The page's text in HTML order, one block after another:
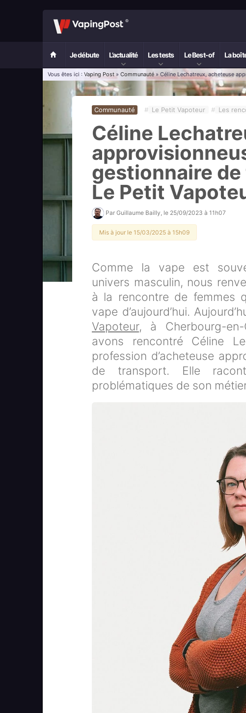
Je débute L’actualité Les tests Le Best-of La
Vous êtes ici : Vaping Post » Communauté » Céline Lechatreux, acheteuse
Communauté # Le Petit Vapoteur # Les
Céline
gestionnaire
Le Petit
Par Guillaume Bailly , le 25/09/2023 à 11h07
Mis à jour le 15/03/2025 à 15h09
Comme la vape est
univers masculin, nous
à la rencontre de femmes
vape d’aujourd’hui.
Vapoteur, à Cherbourg-
avons rencontré Céline
profession d’acheteuse
de transport. Elle
problématiques de son